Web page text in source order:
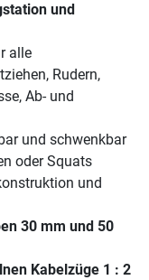
und
alle
Rudern,
Ab- und
und schwenkbar
oder Squats
und
30 mm und 50
Kabelzüge 1 : 2